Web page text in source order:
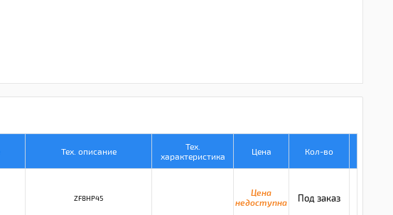
Тех. описание
Тех.
характеристика
Цена Кол-во
ZF8HP45
Цена
недоступна
Под заказ